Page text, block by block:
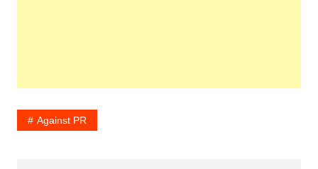
Against PR